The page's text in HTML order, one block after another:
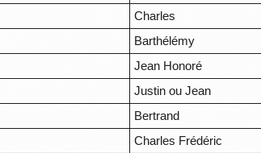
Charles
Barthélémy
Jean Honoré
Justin ou Jean
Bertrand
Charles Frédéric